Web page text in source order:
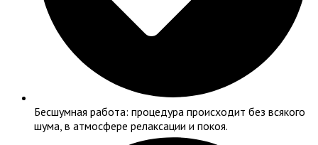
Бесшумная работа: процедура происходит без всякого
шума, в атмосфере релаксации и покоя.